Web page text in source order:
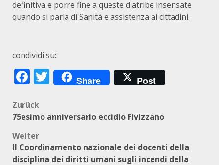
definitiva e porre fine a queste diatribe insensate
quando si parla di Sanità e assistenza ai cittadini.
condividi su:
Facebook
Twitter
Share Post
Beitragsnavigation
Zurück
75esimo anniversario eccidio Fivizzano
Weiter
Il Coordinamento nazionale dei docenti della
disciplina dei diritti umani sugli incendi della